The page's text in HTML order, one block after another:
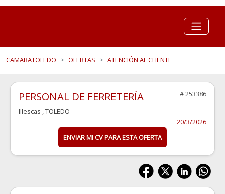
CAMARATOLEDO OFERTAS ATENCIÓN AL CLIENTE
PERSONAL DE FERRETERÍA
# 253386
Illescas , TOLEDO
20/3/2026
ENVIAR MI CV PARA ESTA OFERTA